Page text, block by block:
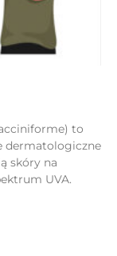
to
dermatologiczne
skóry na
UVA.